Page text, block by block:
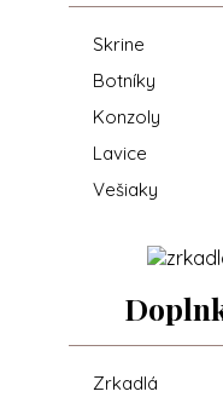
Skrine
Botníky
Konzoly
Lavice
Vešiaky
Zrkadlá